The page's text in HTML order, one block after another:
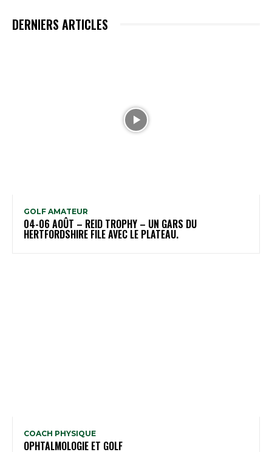
DERNIERS ARTICLES
GOLF AMATEUR
04-06 AOÛT – REID TROPHY – UN GARS DU
HERTFORDSHIRE FILE AVEC LE PLATEAU.
COACH PHYSIQUE
OPHTALMOLOGIE ET GOLF